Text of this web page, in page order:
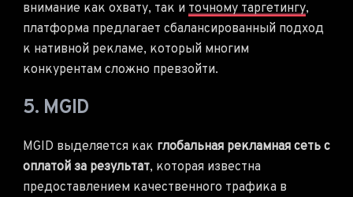
внимание как охвату, так и точному таргетингу,
платформа предлагает сбалансированный подход
к нативной рекламе, который многим
конкурентам сложно превзойти.
5. MGID
MGID выделяется как глобальная рекламная сеть с
оплатой за результат, которая известна
предоставлением качественного трафика в